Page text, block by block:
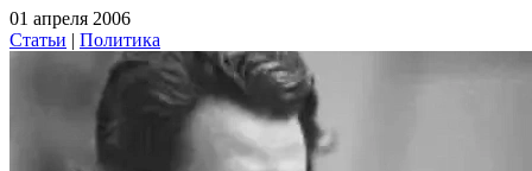
01 апреля 2006
Статьи | Политика